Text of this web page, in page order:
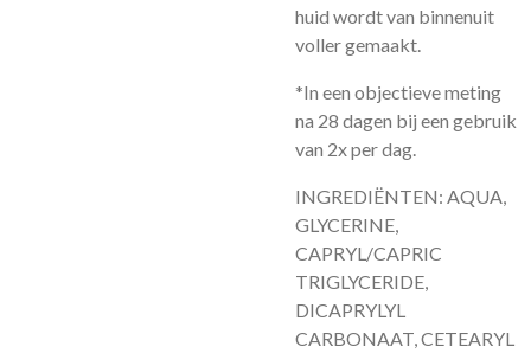
huid wordt van binnenuit
voller gemaakt.
*In een objectieve meting
na 28 dagen bij een gebruik
van 2x per dag.
INGREDIËNTEN: AQUA,
GLYCERINE,
CAPRYL/CAPRIC
TRIGLYCERIDE,
DICAPRYLYL
CARBONAAT, CETEARYL